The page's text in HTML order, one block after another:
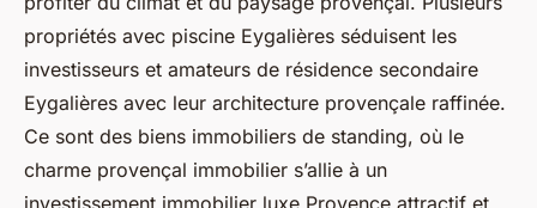
propriétés avec piscine Eygalières séduisent les
investisseurs et amateurs de résidence secondaire
Eygalières avec leur architecture provençale raffinée.
Ce sont des biens immobiliers de standing, où le
charme provençal immobilier s’allie à un